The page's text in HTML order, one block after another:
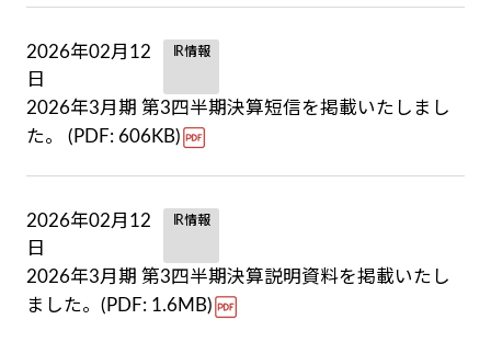
2026年02月12
日
IR情報
2026年3月期 第3四半期決算短信を掲載いたしまし
た。 (PDF: 606KB)
2026年02月12
日
IR情報
2026年3月期 第3四半期決算説明資料を掲載いたし
ました。(PDF: 1.6MB)